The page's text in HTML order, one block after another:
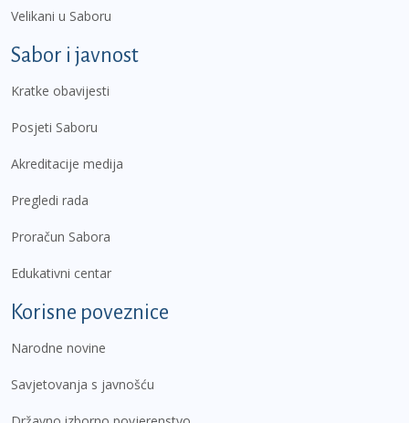
Velikani u Saboru
Sabor i javnost
Kratke obavijesti
Posjeti Saboru
Akreditacije medija
Pregledi rada
Proračun Sabora
Edukativni centar
Korisne poveznice
Narodne novine
Savjetovanja s javnošću